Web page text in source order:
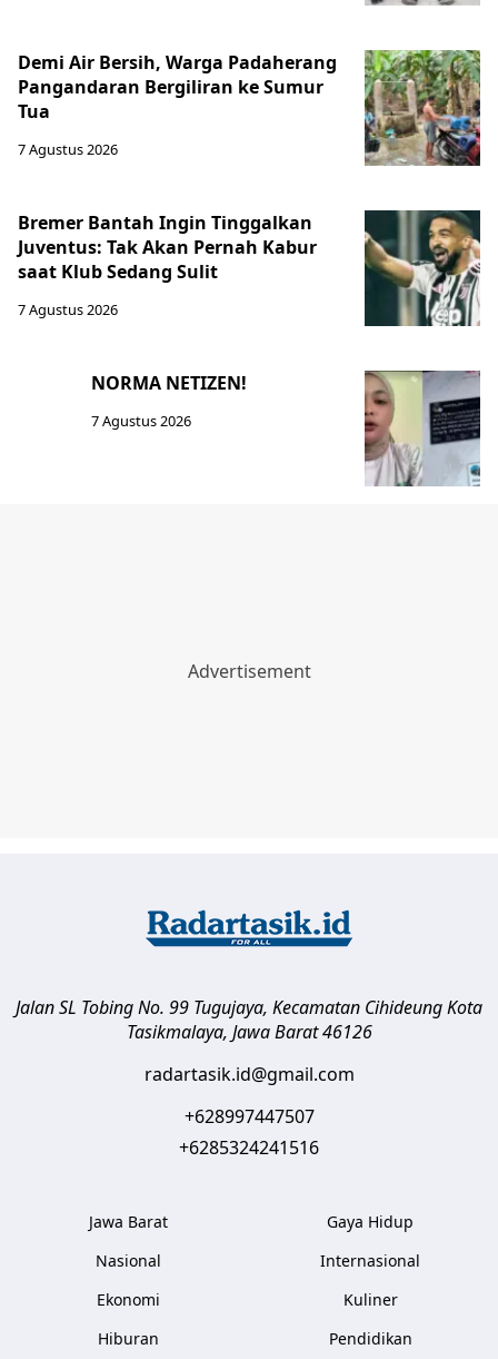
Demi Air Bersih, Warga Padaherang
Pangandaran Bergiliran ke Sumur
Tua
7 Agustus 2026
Bremer Bantah Ingin Tinggalkan
Juventus: Tak Akan Pernah Kabur
saat Klub Sedang Sulit
7 Agustus 2026
NORMA NETIZEN!
7 Agustus 2026
Jalan SL Tobing No. 99 Tugujaya, Kecamatan CihideungKota
Tasikmalaya, Jawa Barat 46126
radartasik.id@gmail.com
+628997447507
+6285324241516
Jawa Barat
Nasional
Ekonomi
Hiburan
Gaya Hidup
Internasional
Kuliner
Pendidikan